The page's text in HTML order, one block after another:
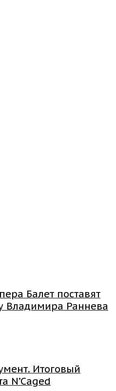
Балет поставят
Владимира Раннева
Итоговый
N’Caged